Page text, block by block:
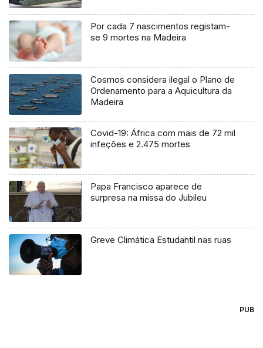
Por cada 7 nascimentos registam-
se 9 mortes na Madeira
Cosmos considera ilegal o Plano de
Ordenamento para a Aquicultura da
Madeira
Covid-19: África com mais de 72 mil
infeções e 2.475 mortes
Papa Francisco aparece de
surpresa na missa do Jubileu
Greve Climática Estudantil nas ruas
PUB